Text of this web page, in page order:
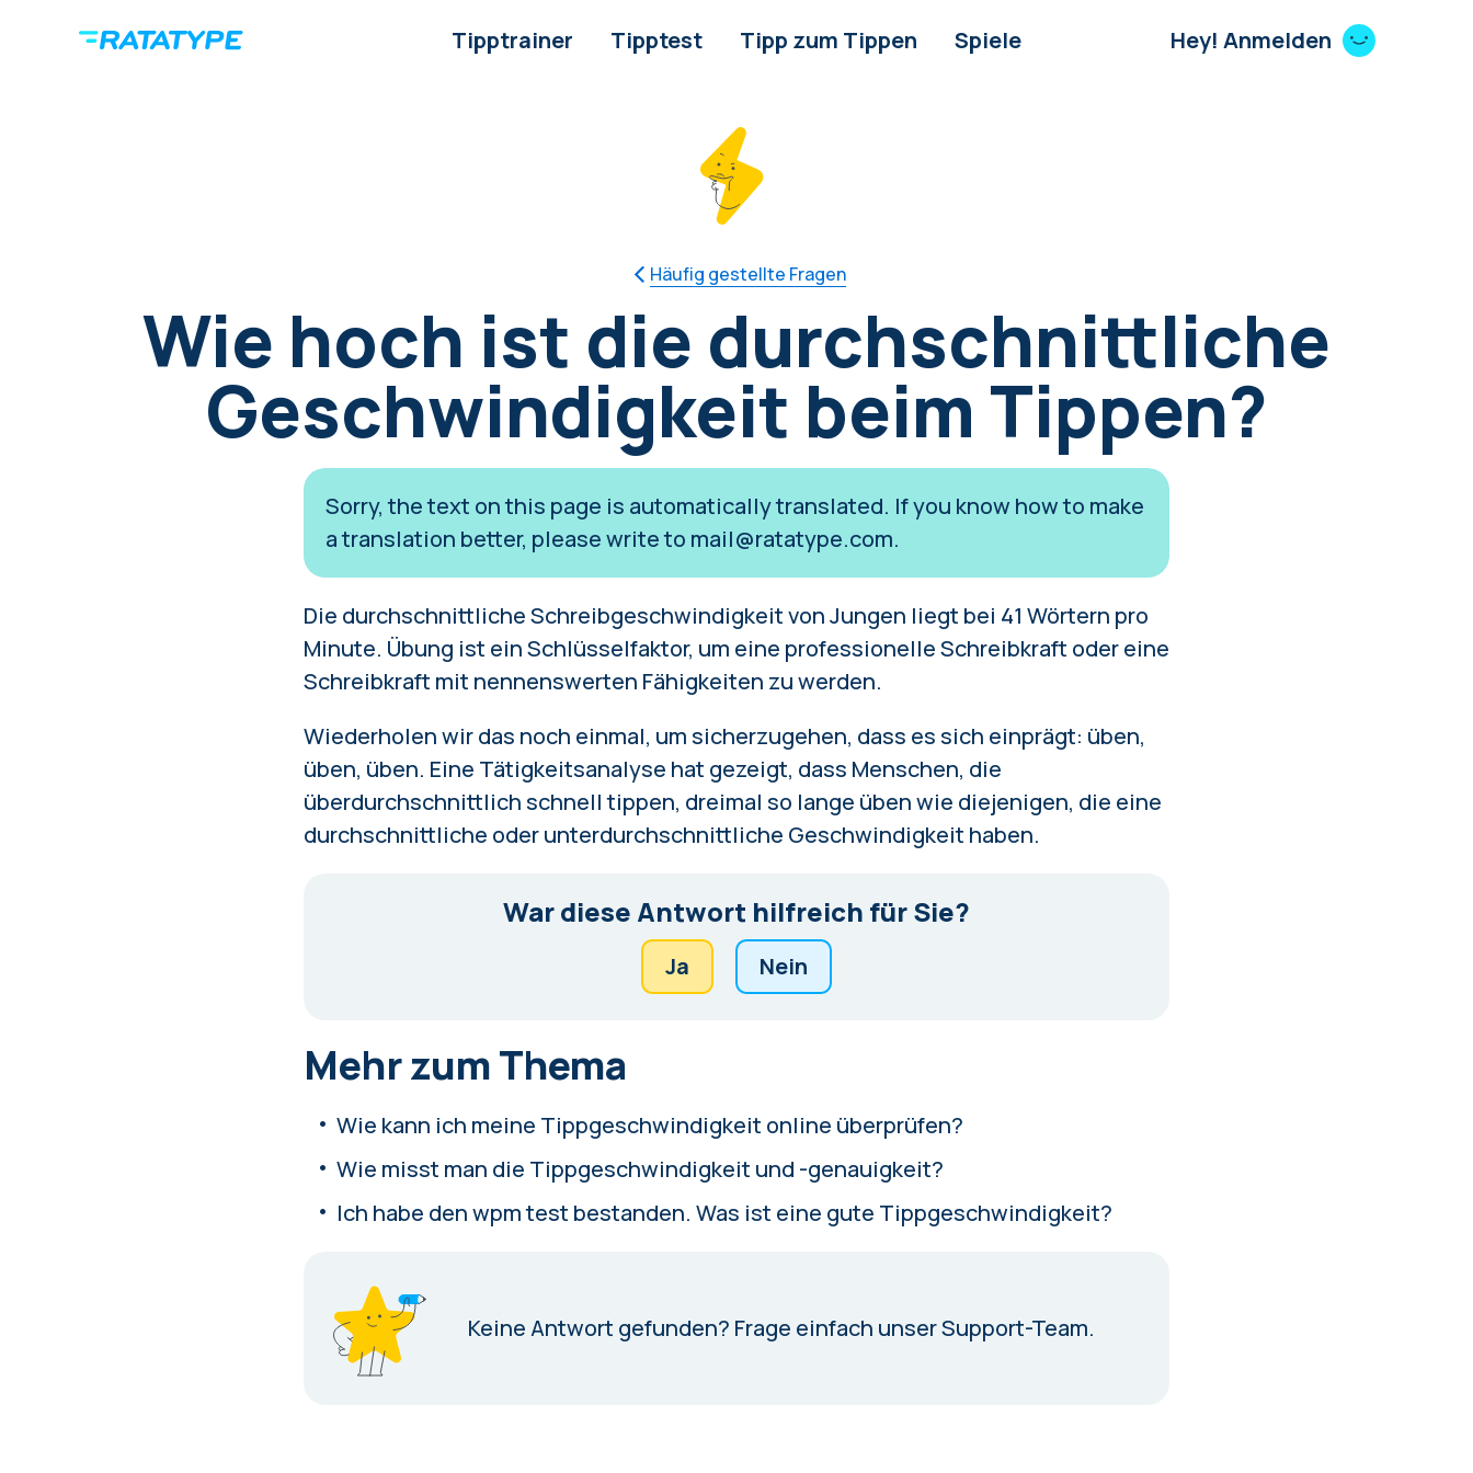
Tipptrainer Tipptest Tipp zum Tippen Spiele Hey! Anmelden
Häufig gestellte Fragen
Wie hoch ist die durchschnittliche
Geschwindigkeit beim Tippen?
Sorry, the text on this page is automatically translated. If you know how to make
a translation better, please write to mail@ratatype.com.
Die durchschnittliche Schreibgeschwindigkeit von Jungen liegt bei 41 Wörtern pro
Minute. Übung ist ein Schlüsselfaktor, um eine professionelle Schreibkraft oder eine
Schreibkraft mit nennenswerten Fähigkeiten zu werden.
Wiederholen wir das noch einmal, um sicherzugehen, dass es sich einprägt: üben,
üben, üben. Eine Tätigkeitsanalyse hat gezeigt, dass Menschen, die
überdurchschnittlich schnell tippen, dreimal so lange üben wie diejenigen, die eine
durchschnittliche oder unterdurchschnittliche Geschwindigkeit haben.
War diese Antwort hilfreich für Sie?
Ja Nein
Mehr zum Thema
Wie kann ich meine Tippgeschwindigkeit online überprüfen?
Wie misst man die Tippgeschwindigkeit und -genauigkeit?
Ich habe den wpm test bestanden. Was ist eine gute Tippgeschwindigkeit?
Keine Antwort gefunden? Frage einfach unser Support-Team.